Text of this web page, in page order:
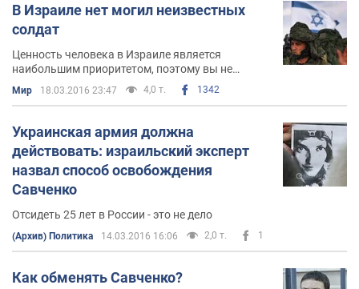
В Израиле нет могил неизвестных
солдат
Ценность человека в Израиле является
наибольшим приоритетом, поэтому вы не
найдете здесь могил неизвестных солдат. Де-
факто есть неизвестные солдаты
Мир 18.03.2016 23:47 4,0 т. 1342
Украинская армия должна
действовать: израильский эксперт
назвал способ освобождения
Савченко
Отсидеть 25 лет в России - это не дело
(Архив) Политика 14.03.2016 16:06 2,0 т. 1
Как обменять Савченко?